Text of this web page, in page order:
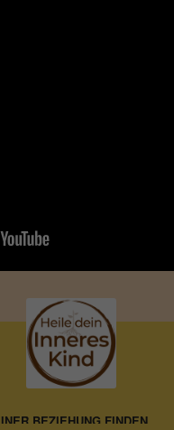
BEZIEHUNG FINDEN